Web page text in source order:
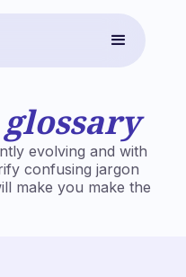
glossary
evolving and with
confusing jargon
make you make the